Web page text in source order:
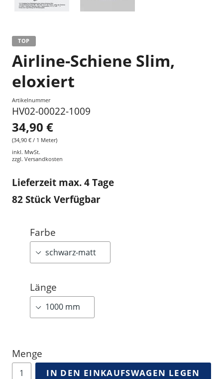
TOP
Airline-Schiene Slim,
eloxiert
Artikelnummer
HV02-00022-1009
34,90 €
(34,90 € / 1 Meter)
inkl. MwSt.
zzgl. Versandkosten
Lieferzeit max. 4 Tage
82Stück Verfügbar
Farbe
Länge
Menge
IN DEN EINKAUFSWAGEN LEGEN